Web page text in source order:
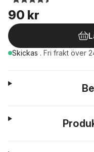
90 kr
Skickas . Fri frakt över